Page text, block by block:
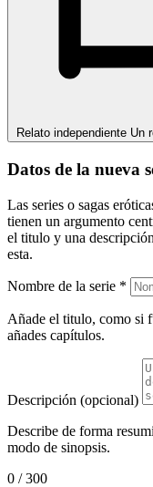
Relato independiente Un
Datos de la nueva
Las series o sagas
tienen un argumento
el titulo y una
esta.
Nombre de la serie *
Añade el titulo, como si
añades capítulos.
Descripción (opcional)
Describe de forma
modo de sinopsis.
0 / 300